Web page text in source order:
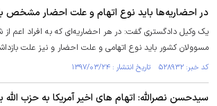
در احضاریه‌ها باید نوع اتهام و علت احضار مشخص
یک وکیل دادگستری گفت: در هر احضاریه‌ای که به افراد اعم
مسوولان کشور باید نوع اتهامی و علت احضار و نیز علت
کد خبر: ۵۲۸۹۳۲ تاریخ انتشار : ۱۳۹۷/۰۳/۲۴
سیدحسن نصرالله: اتهام های اخیر آمریکا به حزب